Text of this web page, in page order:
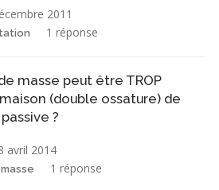
2011
1 réponse
masse peut être TROP
(double ossature) de
?
avril 2014
1 réponse